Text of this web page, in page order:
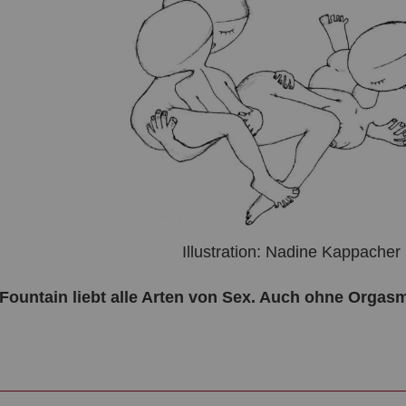
Illustration: Nadine Kappacher
liebt alle Arten von Sex. Auch ohne